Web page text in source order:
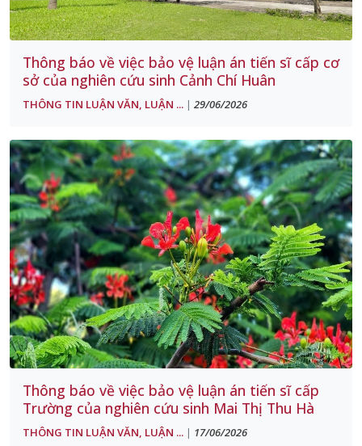
Thông báo về việc bảo vệ luận án tiến sĩ cấp cơ
sở của nghiên cứu sinh Cảnh Chí Huân
THÔNG TIN LUẬN VĂN, LUẬN ... | 29/06/2026
Thông báo về việc bảo vệ luận án tiến sĩ cấp
Trường của nghiên cứu sinh Mai Thị Thu Hà
THÔNG TIN LUẬN VĂN, LUẬN ... | 17/06/2026